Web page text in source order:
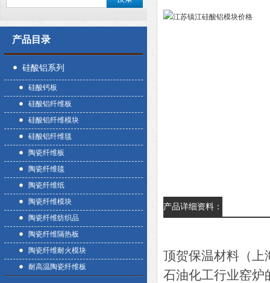
产品目录
硅酸铝系列
硅酸钙板
硅酸铝纤维板
硅酸铝纤维模块
硅酸铝纤维毯
陶瓷纤维板
陶瓷纤维毯
陶瓷纤维纸
陶瓷纤维模块
陶瓷纤维纺织品
陶瓷纤维隔热板
陶瓷纤维耐火模块
耐高温陶瓷纤维板
产品详细资料：
顶贺保温材料（上
石油化工行业窑炉